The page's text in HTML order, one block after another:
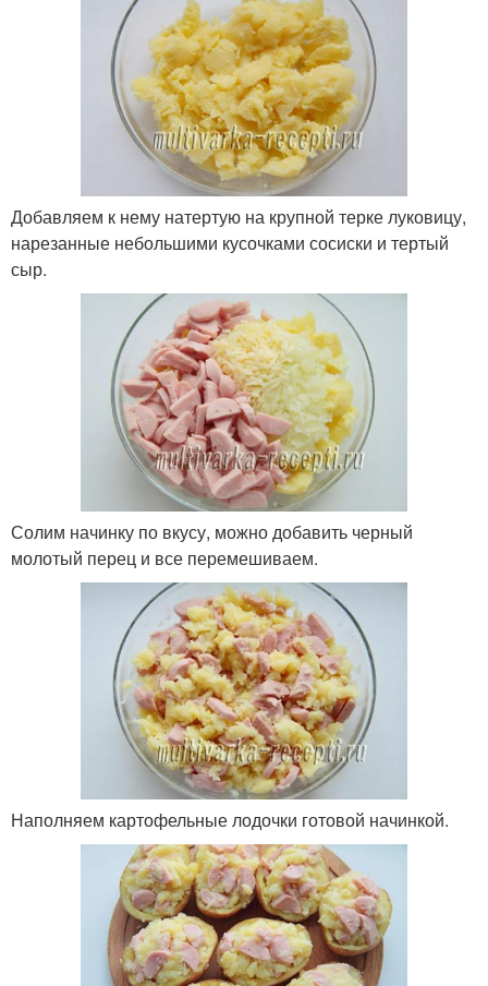
Добавляем к нему натертую на крупной терке луковицу,
нарезанные небольшими кусочками сосиски и тертый
сыр.
Солим начинку по вкусу, можно добавить черный
молотый перец и все перемешиваем.
Наполняем картофельные лодочки готовой начинкой.